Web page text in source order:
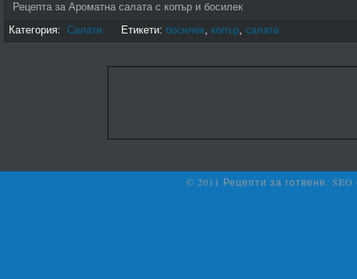
Рецепта за Ароматна салата с копър и босилек
Категория: Салати Етикети: босилек, копър, салата
© 2011 Рецепти за готвене.